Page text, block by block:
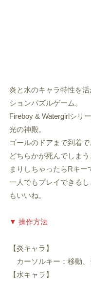
炎と水のキャラ特性を
ションパズルゲーム。
Fireboy & Watergirlシリ
光の神殿。
ゴールのドアまで到着で
どちらかが死んでしま
まりしちゃったらRキー
一人でもプレイできる
もいいね。
▼ 操作方法
【炎キャラ】
カーソルキー：移動、
【水キャラ】